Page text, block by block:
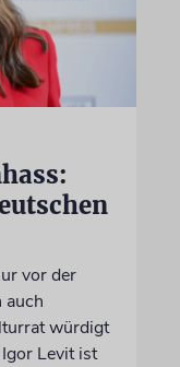
vor der
auch
würdigt
Levit ist